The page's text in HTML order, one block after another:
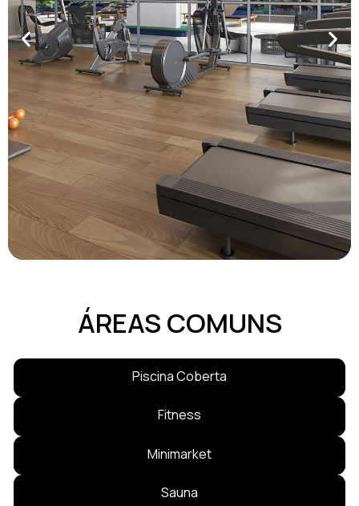
ÁREAS COMUNS
Piscina Coberta
Fitness
Minimarket
Sauna